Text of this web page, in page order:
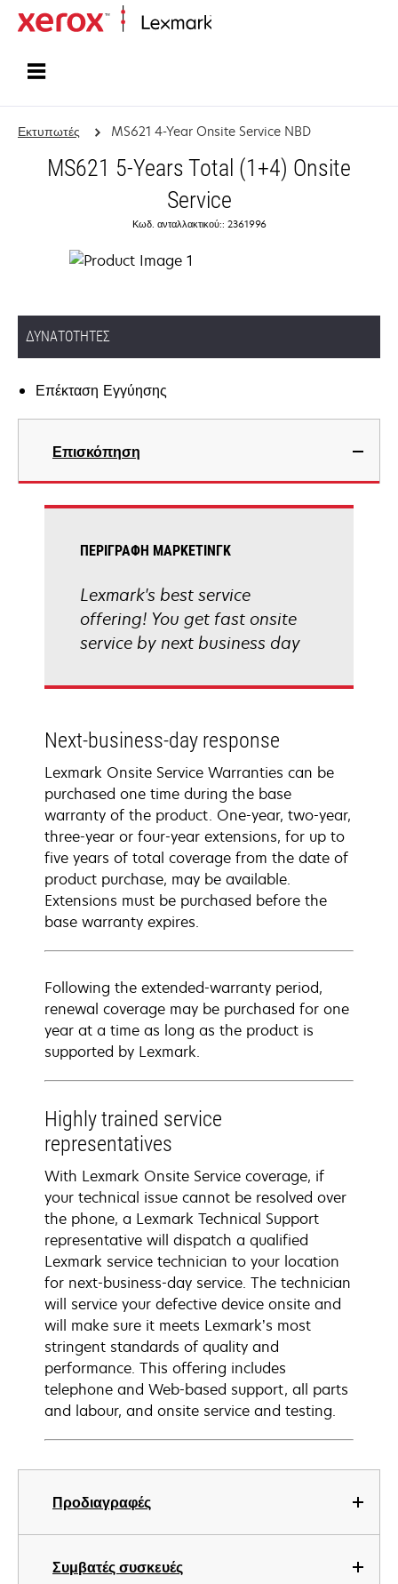
Εκτυπωτές MS621 4-Year Onsite Service NBD
MS621 5-Years Total (1+4) Onsite
Service
Κωδ. ανταλλακτικού:: 2361996
ΔΥΝΑΤΌΤΗΤΕΣ
Επέκταση Εγγύησης
Επισκόπηση
Προδιαγραφές
Συμβατές συσκευές
ΠΕΡΙΓΡΑΦΉ ΜΆΡΚΕΤΙΝΓΚ
Lexmark's best service
offering! You get fast onsite
service by next business day
Next-business-day response
Lexmark Onsite Service Warranties can be
purchased one time during the base
warranty of the product. One-year, two-year,
three-year or four-year extensions, for up to
five years of total coverage from the date of
product purchase, may be available.
Extensions must be purchased before the
base warranty expires.
Following the extended-warranty period,
renewal coverage may be purchased for one
year at a time as long as the product is
supported by Lexmark.
Highly trained service
representatives
With Lexmark Onsite Service coverage, if
your technical issue cannot be resolved over
the phone, a Lexmark Technical Support
representative will dispatch a qualified
Lexmark service technician to your location
for next-business-day service. The technician
will service your defective device onsite and
will make sure it meets Lexmark’s most
stringent standards of quality and
performance. This offering includes
telephone and Web-based support, all parts
and labour, and onsite service and testing.